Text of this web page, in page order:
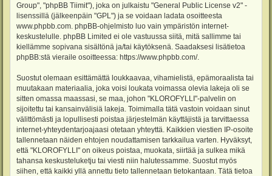
Group", "phpBB Tiimit"), joka on julkaistu "General Public License v2" -
lisenssillä (jälkeenpäin "GPL") ja se voidaan ladata osoitteesta
www.phpbb.com . phpBB-ohjelmisto luo vain ympäristön internet-
keskustelulle. phpBB Limited ei ole vastuussa siitä, mitä sallimme tai
kiellämme sopivana sisältönä ja/tai käytöksenä. Saadaksesi lisätietoa
phpBB:stä vieraile osoitteessa: https://www.phpbb.com/.
Suostut olemaan esittämättä loukkaavaa, vihamielistä, epämoraalista tai
muutakaan materiaalia, joka voisi loukata voimassa olevia lakeja oli se
sitten omassa maassasi, se maa, johon "KLOROFYLLI"-palvelin on
sijoitettu tai kansainvälisiä lakeja. Toimimalla tätä vastoin voidaan sinut
välittömästi ja lopullisesti poistaa järjestelmän käyttäjistä ja tarvittaessa
internet-yhteydentarjoajaasi otetaan yhteyttä. Kaikkien viestien IP-osoite
tallennetaan näiden ehtojen noudattamisen tarkkailua varten. Hyväksyt,
että "KLOROFYLLI" on oikeus poistaa, muokata, siirtää ja sulkea mikä
tahansa keskusteluketju tai viesti niin halutessamme. Suostut myös
siihen, että kaikki yllä annettu tieto tallennetaan tietokantaan. Tätä tietoa